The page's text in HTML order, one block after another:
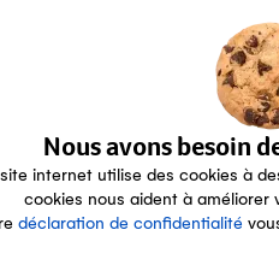
Nous avons besoin
internet utilise des cookies à
cookies nous aident à améliorer
déclaration de confidentialité